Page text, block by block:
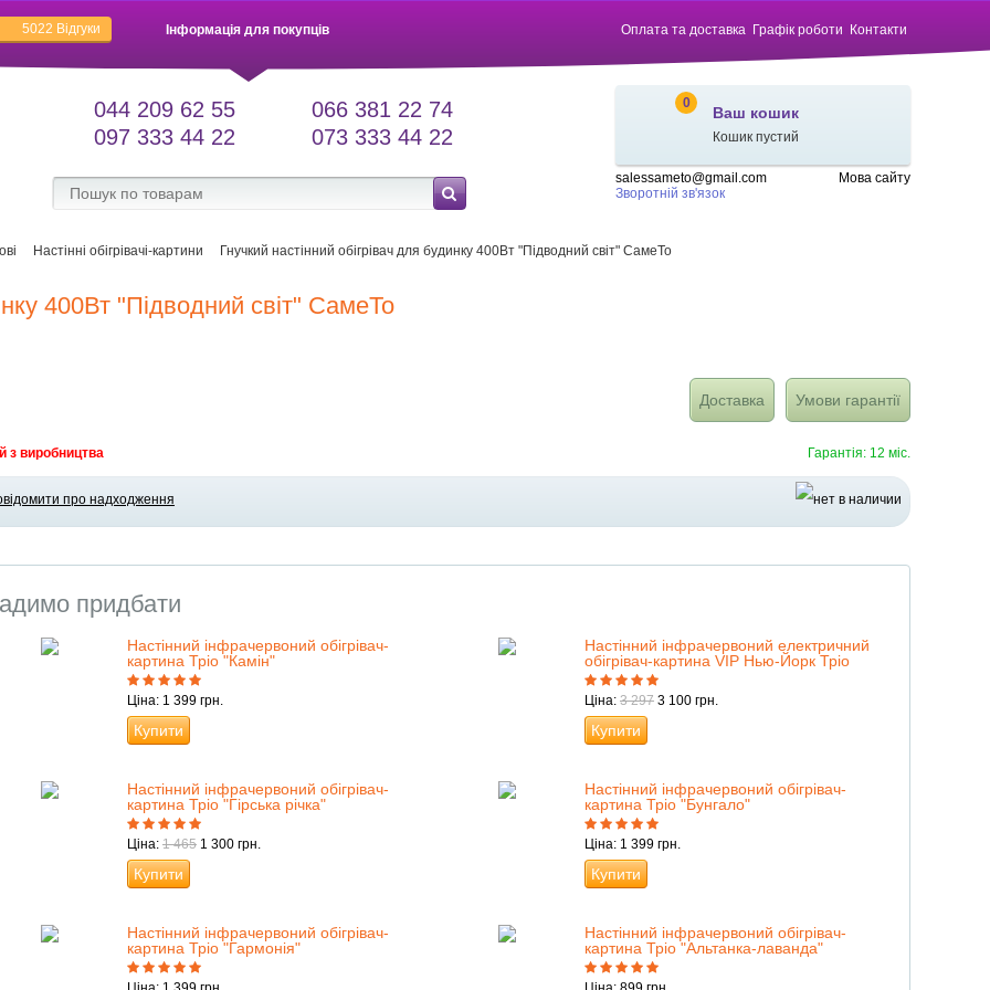
5022 Відгуки Оплата та доставка Графік роботи Контакти
Інформація для покупців
0
Ваш кошик
Кошик пустий
salessameto@gmail.com
Зворотній зв'язок
Мова сайту
044 209 62 55
097 333 44 22
066 381 22 74
073 333 44 22
Настінні обігрівачі-картини Гнучкий настінний обігрівач для будинку 400Вт "Підводний світ" СамеТо
400Вт "Підводний світ" СамеТо
Доставка Умови гарантії
з виробництва Гарантія: 12 міс.
про надходження
придбати
Настінний інфрачервоний обігрівач-
картина Тріо "Камін"
Ціна: 1 399 грн.
Купити
Настінний інфрачервоний електричний
обігрівач-картина VIP Нью-Йорк Тріо
Ціна: 3 297 3 100 грн.
Купити
Настінний інфрачервоний обігрівач-
картина Тріо "Гірська річка"
Ціна: 1 465 1 300 грн.
Купити
Настінний інфрачервоний обігрівач-
картина Тріо "Бунгало"
Ціна: 1 399 грн.
Купити
Настінний інфрачервоний обігрівач-
картина Тріо "Гармонія"
Настінний інфрачервоний обігрівач-
картина Тріо "Альтанка-лаванда"